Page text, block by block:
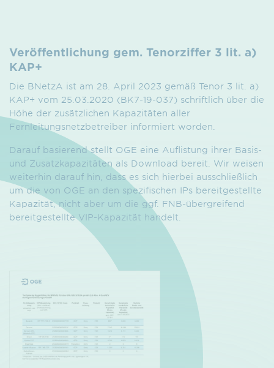
Veröffentlichung gem. Tenorziffer 3 lit. a)
KAP+
Die BNetzA ist am 28. April 2023 gemäß Tenor 3 lit. a)
KAP+ vom 25.03.2020 (BK7-19-037) schriftlich über die
Höhe der zusätzlichen Kapazitäten aller
Fernleitungsnetzbetreiber informiert worden.
Darauf basierend stellt OGE eine Auflistung ihrer Basis-
und Zusatzkapazitäten als Download bereit. Wir weisen
weiterhin darauf hin, dass es sich hierbei ausschließlich
um die von OGE an den spezifischen IPs bereitgestellte
Kapazität, nicht aber um die ggf. FNB-übergreifend
bereitgestellte VIP-Kapazität handelt.